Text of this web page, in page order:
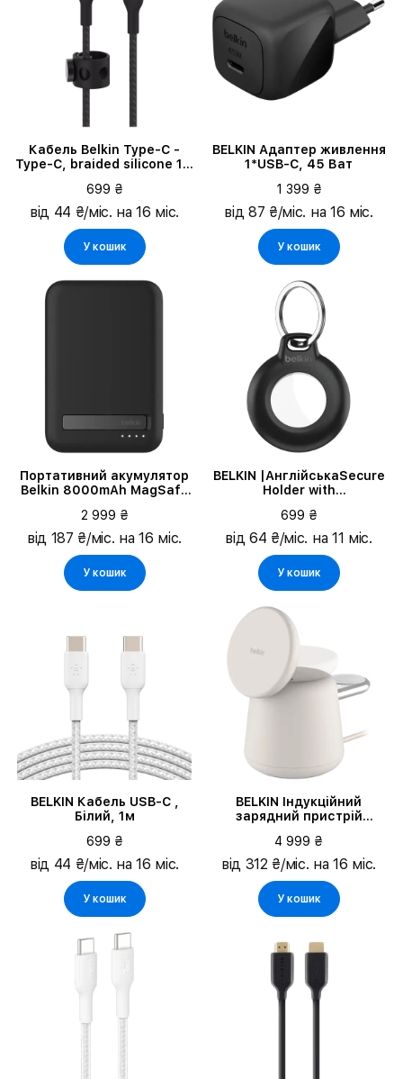
Кабель Belkin Type-C -
Type-C, braided silicone 1m
699 ₴
від 44 ₴/міс. на 16 міс.
У кошик
BELKIN Адаптер живлення
1*USB-C, 45 Ват
1 399 ₴
від 87 ₴/міс. на 16 міс.
У кошик
Портативний акумулятор
Belkin 8000mAh MagSafe
(BPD007BTBK)
2 999 ₴
від 187 ₴/міс. на 16 міс.
У кошик
BELKIN |АнглійськаSecure
Holder with
Чорний
699 ₴
від 64 ₴/міс. на 11 міс.
У кошик
BELKIN Кабель USB-C ,
Білий, 1м
699 ₴
від 44 ₴/міс. на 16 міс.
У кошик
BELKIN Індукційний
зарядний пристрій
Ват
4 999 ₴
від 312 ₴/міс. на 16 міс.
У кошик